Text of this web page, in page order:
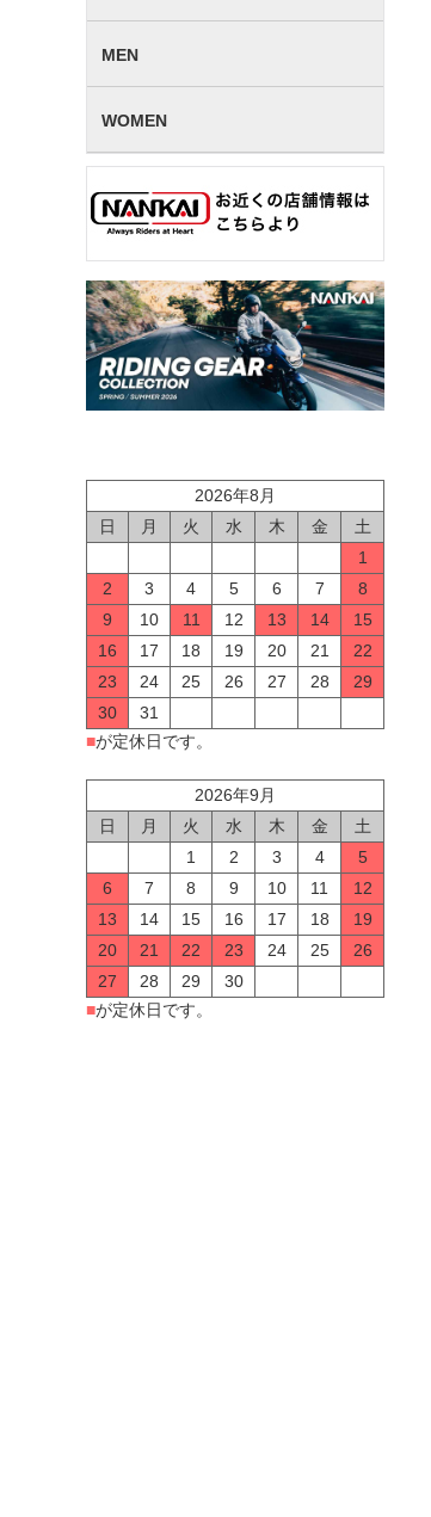
MEN
WOMEN
2026年8月
日
月 火 水 木 金
土
1
2
3 4 5 6 7
8
9
10 11 12 13 14
15
16
17 18 19 20 21
22
23
24 25 26 27 28
29
30
31
■が定休日です。
2026年9月
日
月 火 水 木 金
土
1
2 3 4
5
6
7 8 9 10 11
12
13
14 15 16 17 18
19
20
21 22 23 24 25
26
27
28 29
30
■が定休日です。